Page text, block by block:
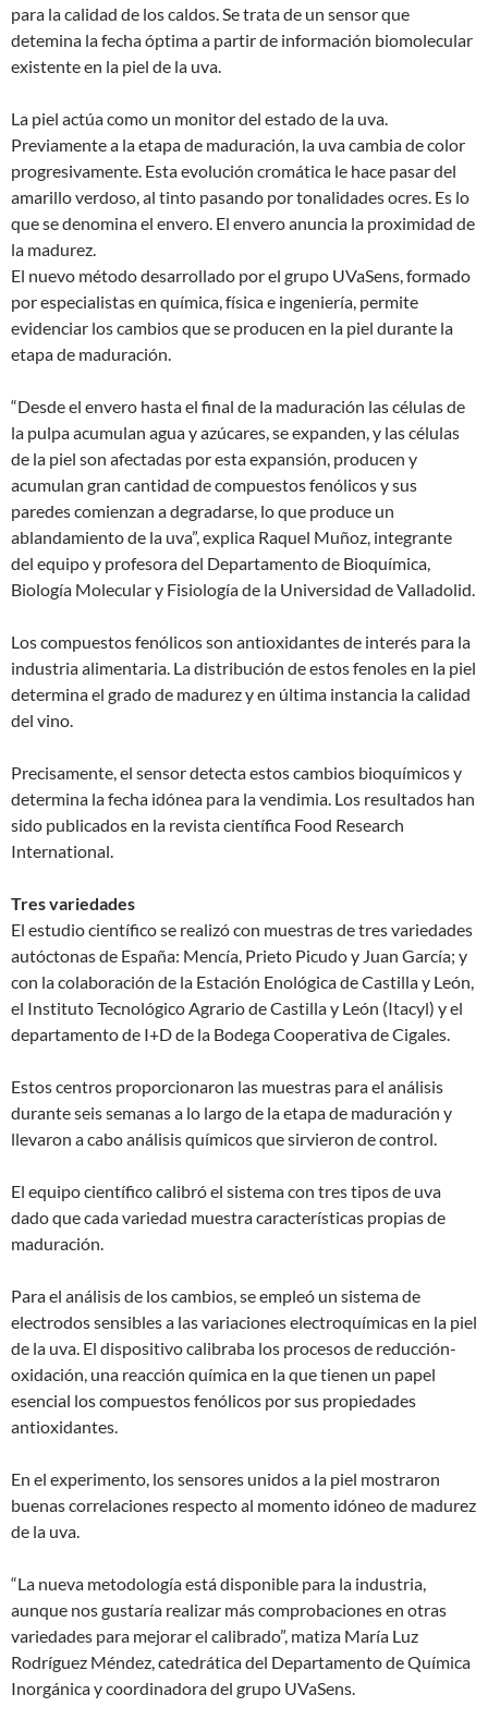
para la calidad de los caldos. Se trata de un sensor que
detemina la fecha óptima a partir de información biomolecular
existente en la piel de la uva.
La piel actúa como un monitor del estado de la uva.
Previamente a la etapa de maduración, la uva cambia de color
progresivamente. Esta evolución cromática le hace pasar del
amarillo verdoso, al tinto pasando por tonalidades ocres. Es lo
que se denomina el envero. El envero anuncia la proximidad de
la madurez.
El nuevo método desarrollado por el grupo UVaSens, formado
por especialistas en química, física e ingeniería, permite
evidenciar los cambios que se producen en la piel durante la
etapa de maduración.
“Desde el envero hasta el final de la maduración las células de
la pulpa acumulan agua y azúcares, se expanden, y las células
de la piel son afectadas por esta expansión, producen y
acumulan gran cantidad de compuestos fenólicos y sus
paredes comienzan a degradarse, lo que produce un
ablandamiento de la uva”, explica Raquel Muñoz, integrante
del equipo y profesora del Departamento de Bioquímica,
Biología Molecular y Fisiología de la Universidad de Valladolid.
Los compuestos fenólicos son antioxidantes de interés para la
industria alimentaria. La distribución de estos fenoles en la piel
determina el grado de madurez y en última instancia la calidad
del vino.
Precisamente, el sensor detecta estos cambios bioquímicos y
determina la fecha idónea para la vendimia. Los resultados han
sido publicados en la revista científica Food Research
International.
Tres variedades
El estudio científico se realizó con muestras de tres variedades
autóctonas de España: Mencía, Prieto Picudo y Juan García; y
con la colaboración de la Estación Enológica de Castilla y León,
el Instituto Tecnológico Agrario de Castilla y León (Itacyl) y el
departamento de I+D de la Bodega Cooperativa de Cigales.
Estos centros proporcionaron las muestras para el análisis
durante seis semanas a lo largo de la etapa de maduración y
llevaron a cabo análisis químicos que sirvieron de control.
El equipo científico calibró el sistema con tres tipos de uva
dado que cada variedad muestra características propias de
maduración.
Para el análisis de los cambios, se empleó un sistema de
electrodos sensibles a las variaciones electroquímicas en la piel
de la uva. El dispositivo calibraba los procesos de reducción-
oxidación, una reacción química en la que tienen un papel
esencial los compuestos fenólicos por sus propiedades
antioxidantes.
En el experimento, los sensores unidos a la piel mostraron
buenas correlaciones respecto al momento idóneo de madurez
de la uva.
“La nueva metodología está disponible para la industria,
aunque nos gustaría realizar más comprobaciones en otras
variedades para mejorar el calibrado”, matiza María Luz
Rodríguez Méndez, catedrática del Departamento de Química
Inorgánica y coordinadora del grupo UVaSens.